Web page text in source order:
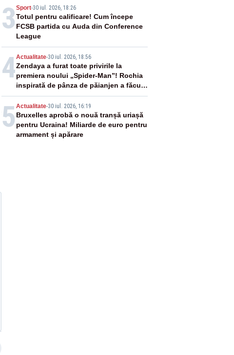
3 Sport-30 iul. 2026, 18:26
Totul pentru calificare! Cum începe
FCSB partida cu Auda din Conference
League
4Actualitate-30 iul. 2026, 18:56
Zendaya a furat toate privirile la
premiera noului „Spider-Man”! Rochia
inspirată de pânza de păianjen a făcut
senzație
5 Actualitate-30 iul. 2026, 16:19
Bruxelles aprobă o nouă tranșă uriașă
pentru Ucraina! Miliarde de euro pentru
armament și apărare